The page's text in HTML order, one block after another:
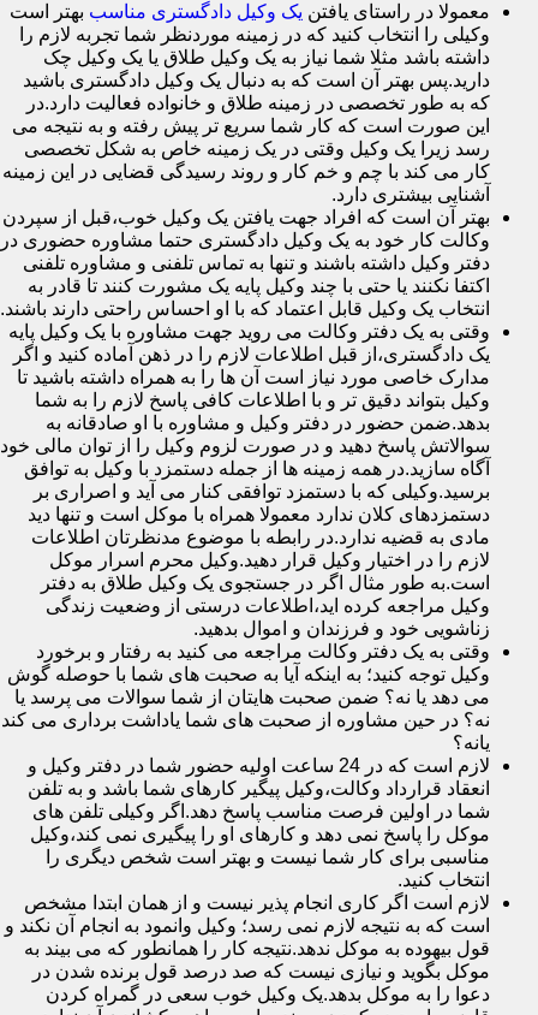
معمولا در راستای یافتن یک وکیل دادگستری مناسب بهتر است
وکیلی را انتخاب کنید که در زمینه موردنظر شما تجربه لازم را
داشته باشد مثلا شما نیاز به یک وکیل طلاق یا یک وکیل چک
دارید.پس بهتر آن است که به دنبال یک وکیل دادگستری باشید
که به طور تخصصی در زمینه طلاق و خانواده فعالیت دارد.در
این صورت است که کار شما سریع تر پیش رفته و به نتیجه می
رسد زیرا یک وکیل وقتی در یک زمینه خاص به شکل تخصصی
کار می کند با چم و خم کار و روند رسیدگی قضایی در این زمینه
آشنایی بیشتری دارد.
بهتر آن است که افراد جهت یافتن یک وکیل خوب،قبل از سپردن
وکالت کار خود به یک وکیل دادگستری حتما مشاوره حضوری در
دفتر وکیل داشته باشند و تنها به تماس تلفنی و مشاوره تلفنی
اکتفا نکنند یا حتی با چند وکیل پایه یک مشورت کنند تا قادر به
انتخاب یک وکیل قابل اعتماد که با او احساس راحتی دارند باشند.
وقتی به یک دفتر وکالت می روید جهت مشاوره با یک وکیل پایه
یک دادگستری،از قبل اطلاعات لازم را در ذهن آماده کنید و اگر
مدارک خاصی مورد نیاز است آن ها را به همراه داشته باشید تا
وکیل بتواند دقیق تر و با اطلاعات کافی پاسخ لازم را به شما
بدهد.ضمن حضور در دفتر وکیل و مشاوره با او صادقانه به
سوالاتش پاسخ دهید و در صورت لزوم وکیل را از توان مالی خود
آگاه سازید.در همه زمینه ها از جمله دستمزد با وکیل به توافق
برسید.وکیلی که با دستمزد توافقی کنار می آید و اصراری بر
دستمزدهای کلان ندارد معمولا همراه با موکل است و تنها دید
مادی به قضیه ندارد.در رابطه با موضوع مدنظرتان اطلاعات
لازم را در اختیار وکیل قرار دهید.وکیل محرم اسرار موکل
است.به طور مثال اگر در جستجوی یک وکیل طلاق به دفتر
وکیل مراجعه کرده اید،اطلاعات درستی از وضعیت زندگی
زناشویی خود و فرزندان و اموال بدهید.
وقتی به یک دفتر وکالت مراجعه می کنید به رفتار و برخورد
وکیل توجه کنید؛ به اینکه آیا به صحبت های شما با حوصله گوش
می دهد یا نه؟ ضمن صحبت هایتان از شما سوالات می پرسد یا
نه؟ در حین مشاوره از صحبت های شما یاداشت برداری می کند
یانه؟
لازم است که در 24 ساعت اولیه حضور شما در دفتر وکیل و
انعقاد قرارداد وکالت،وکیل پیگیر کارهای شما باشد و به تلفن
شما در اولین فرصت مناسب پاسخ دهد.اگر وکیلی تلفن های
موکل را پاسخ نمی دهد و کارهای او را پیگیری نمی کند،وکیل
مناسبی برای کار شما نیست و بهتر است شخص دیگری را
انتخاب کنید.
لازم است اگر کاری انجام پذیر نیست و از همان ابتدا مشخص
است که به نتیجه لازم نمی رسد؛ وکیل وانمود به انجام آن نکند و
قول بیهوده به موکل ندهد.نتیجه کار را همانطور که می بیند به
موکل بگوید و نیازی نیست که صد درصد قول برنده شدن در
دعوا را به موکل بدهد.یک وکیل خوب سعی در گمراه کردن